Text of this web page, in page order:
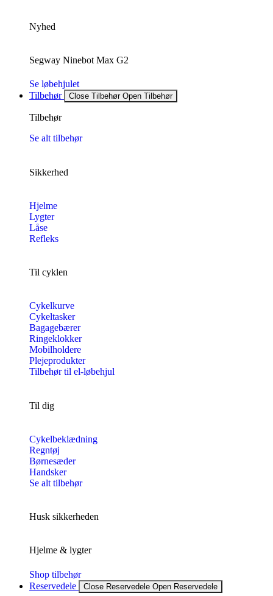
Nyhed
Segway Ninebot Max G2
Se løbehjulet
Tilbehør
Close Tilbehør Open Tilbehør
Tilbehør
Se alt tilbehør
Sikkerhed
Hjelme
Lygter
Låse
Refleks
Til cyklen
Cykelkurve
Cykeltasker
Bagagebærer
Ringeklokker
Mobilholdere
Plejeprodukter
Tilbehør til el-løbehjul
Til dig
Cykelbeklædning
Regntøj
Børnesæder
Handsker
Se alt tilbehør
Husk sikkerheden
Hjelme & lygter
Shop tilbehør
Reservedele
Close Reservedele Open Reservedele